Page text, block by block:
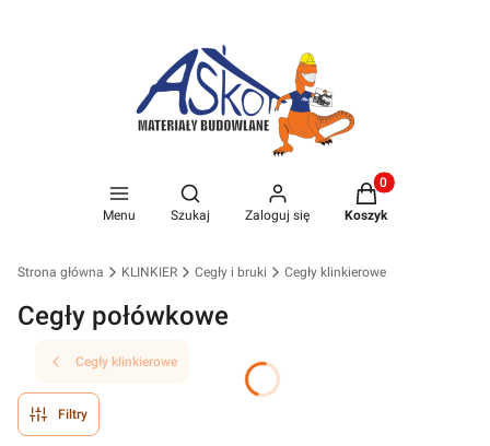
Menu
Otwórz wyszukiwarkę
Szukaj Zaloguj się
Produkty w
Koszyk
Strona główna KLINKIER Cegły i bruki Cegły klinkierowe
Cegły połówkowe
Cegły klinkierowe
Filtry